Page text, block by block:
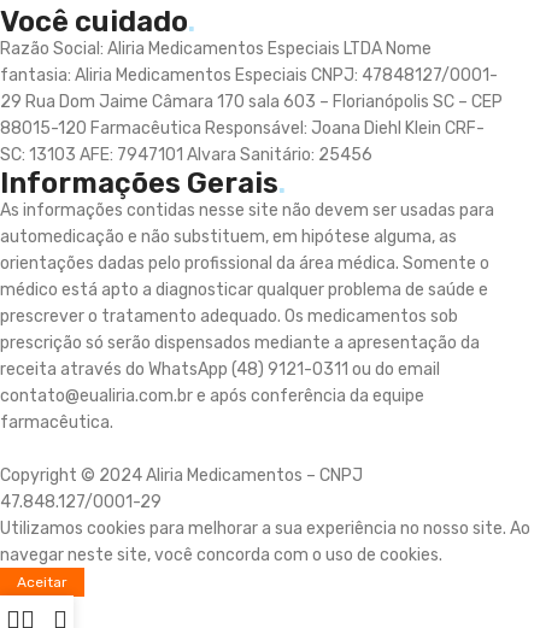
Você cuidado.
Razão Social: Aliria Medicamentos Especiais LTDA Nome
fantasia: Aliria Medicamentos Especiais CNPJ: 47848127/0001-
29 Rua Dom Jaime Câmara 170 sala 603 – Florianópolis SC – CEP
88015-120 Farmacêutica Responsável: Joana Diehl Klein CRF-
SC: 13103 AFE: 7947101 Alvara Sanitário: 25456
Informações Gerais.
As informações contidas nesse site não devem ser usadas para
automedicação e não substituem, em hipótese alguma, as
orientações dadas pelo profissional da área médica. Somente o
médico está apto a diagnosticar qualquer problema de saúde e
prescrever o tratamento adequado. Os medicamentos sob
prescrição só serão dispensados mediante a apresentação da
receita através do WhatsApp (48) 9121-0311 ou do email
contato@eualiria.com.br e após conferência da equipe
farmacêutica.
Copyright © 2024 Aliria Medicamentos – CNPJ
47.848.127/0001-29
Utilizamos cookies para melhorar a sua experiência no nosso site. Ao
navegar neste site, você concorda com o uso de cookies.
Aceitar